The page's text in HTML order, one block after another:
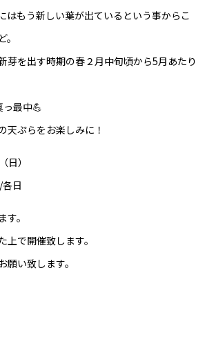
はもう新しい葉が出ているという事からこ
芽を出す時期の春２月中旬頃から5月あたり
っ最中💪
天ぷらをお楽しみに！
）
日
。
で開催致します。
願い致します。